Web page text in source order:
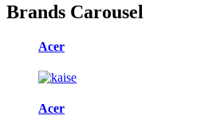
Brands Carousel
Acer
Acer